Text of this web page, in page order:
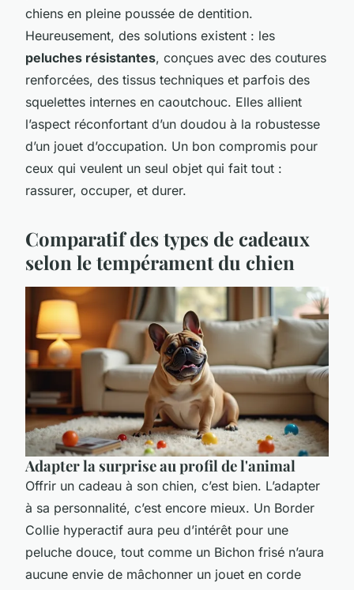
chiens en pleine poussée de dentition.
Heureusement, des solutions existent : les
peluches résistantes, conçues avec des coutures
renforcées, des tissus techniques et parfois des
squelettes internes en caoutchouc. Elles allient
l’aspect réconfortant d’un doudou à la robustesse
d’un jouet d’occupation. Un bon compromis pour
ceux qui veulent un seul objet qui fait tout :
rassurer, occuper, et durer.
Comparatif des types de cadeaux
selon le tempérament du chien
Adapter la surprise au profil de l'animal
Offrir un cadeau à son chien, c’est bien. L’adapter
à sa personnalité, c’est encore mieux. Un Border
Collie hyperactif aura peu d’intérêt pour une
peluche douce, tout comme un Bichon frisé n’aura
aucune envie de mâchonner un jouet en corde